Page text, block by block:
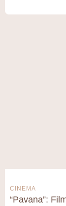
CINEMA
“Pavana”: